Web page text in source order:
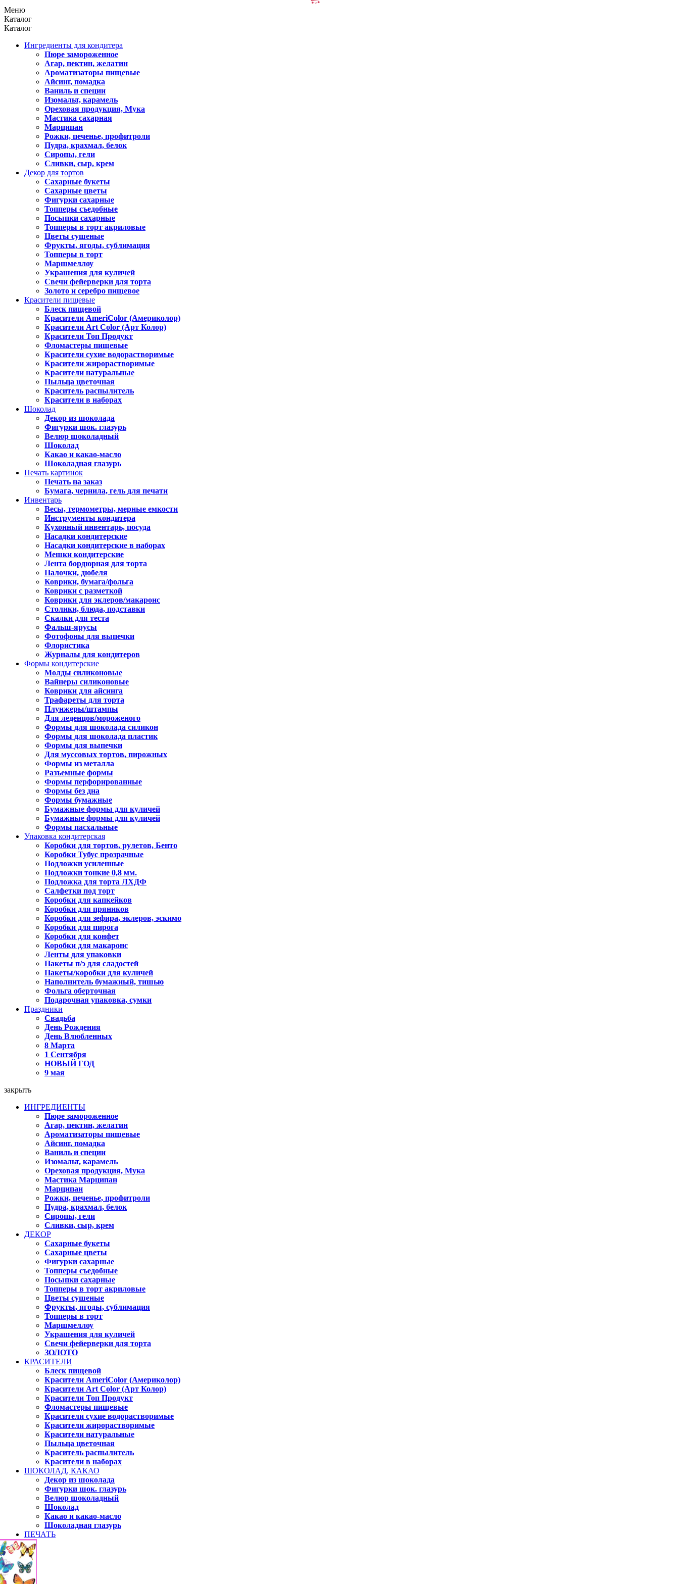
Меню
Каталог
Каталог
Ингредиенты для кондитера
Пюре замороженное
Агар, пектин, желатин
Ароматизаторы пищевые
Айсинг, помадка
Ваниль и специи
Изомальт, карамель
Ореховая продукция, Мука
Мастика сахарная
Марципан
Рожки, печенье, профитроли
Пудра, крахмал, белок
Сиропы, гели
Сливки, сыр, крем
Декор для тортов
Сахарные букеты
Сахарные цветы
Фигурки сахарные
Топперы съедобные
Посыпки сахарные
Топперы в торт акриловые
Цветы сушеные
Фрукты, ягоды, сублимация
Топперы в торт
Маршмеллоу
Украшения для куличей
Свечи фейерверки для торта
Золото и серебро пищевое
Красители пищевые
Блеск пищевой
Красители AmeriColor (Америколор)
Красители Art Color (Арт Колор)
Красители Топ Продукт
Фломастеры пищевые
Красители сухие водорастворимые
Красители жирорастворимые
Красители натуральные
Пыльца цветочная
Краситель распылитель
Красители в наборах
Шоколад
Декор из шоколада
Фигурки шок. глазурь
Велюр шоколадный
Шоколад
Какао и какао-масло
Шоколадная глазурь
Печать картинок
Печать на заказ
Бумага, чернила, гель для печати
Инвентарь
Весы, термометры, мерные емкости
Инструменты кондитера
Кухонный инвентарь, посуда
Насадки кондитерские
Насадки кондитерские в наборах
Мешки кондитерские
Лента бордюрная для торта
Палочки, дюбеля
Коврики, бумага/фольга
Коврики с разметкой
Коврики для эклеров/макаронс
Столики, блюда, подставки
Скалки для теста
Фальш-ярусы
Фотофоны для выпечки
Флористика
Журналы для кондитеров
Формы кондитерские
Молды силиконовые
Вайнеры силиконовые
Коврики для айсинга
Трафареты для торта
Плунжеры/штампы
Для леденцов/мороженого
Формы для шоколада силикон
Формы для шоколада пластик
Формы для выпечки
Для муссовых тортов, пирожных
Формы из металла
Разъемные формы
Формы перфорированные
Формы без дна
Формы бумажные
Бумажные формы для куличей
Бумажные формы для куличей
Формы пасхальные
Упаковка кондитерская
Коробки для тортов, рулетов, Бенто
Коробки Тубус прозрачные
Подложки усиленные
Подложки тонкие 0,8 мм.
Подложка для торта ЛХДФ
Салфетки под торт
Коробки для капкейков
Коробки для пряников
Коробки для зефира, эклеров, эскимо
Коробки для пирога
Коробки для конфет
Коробки для макаронс
Ленты для упаковки
Пакеты п/э для сладостей
Пакеты/коробки для куличей
Наполнитель бумажный, тишью
Фольга оберточная
Подарочная упаковка, сумки
Праздники
Свадьба
День Рождения
День Влюбленных
8 Марта
1 Сентября
НОВЫЙ ГОД
9 мая
закрыть
ИНГРЕДИЕНТЫ
Пюре замороженное
Агар, пектин, желатин
Ароматизаторы пищевые
Айсинг, помадка
Ваниль и специи
Изомальт, карамель
Ореховая продукция, Мука
Мастика Марципан
Марципан
Рожки, печенье, профитроли
Пудра, крахмал, белок
Сиропы, гели
Сливки, сыр, крем
ДЕКОР
Сахарные букеты
Сахарные цветы
Фигурки сахарные
Топперы съедобные
Посыпки сахарные
Топперы в торт акриловые
Цветы сушеные
Фрукты, ягоды, сублимация
Топперы в торт
Маршмеллоу
Украшения для куличей
Свечи фейерверки для торта
ЗОЛОТО
КРАСИТЕЛИ
Блеск пищевой
Красители AmeriColor (Америколор)
Красители Art Color (Арт Колор)
Красители Топ Продукт
Фломастеры пищевые
Красители сухие водорастворимые
Красители жирорастворимые
Красители натуральные
Пыльца цветочная
Краситель распылитель
Красители в наборах
ШОКОЛАД, КАКАО
Декор из шоколада
Фигурки шок. глазурь
Велюр шоколадный
Шоколад
Какао и какао-масло
Шоколадная глазурь
ПЕЧАТЬ